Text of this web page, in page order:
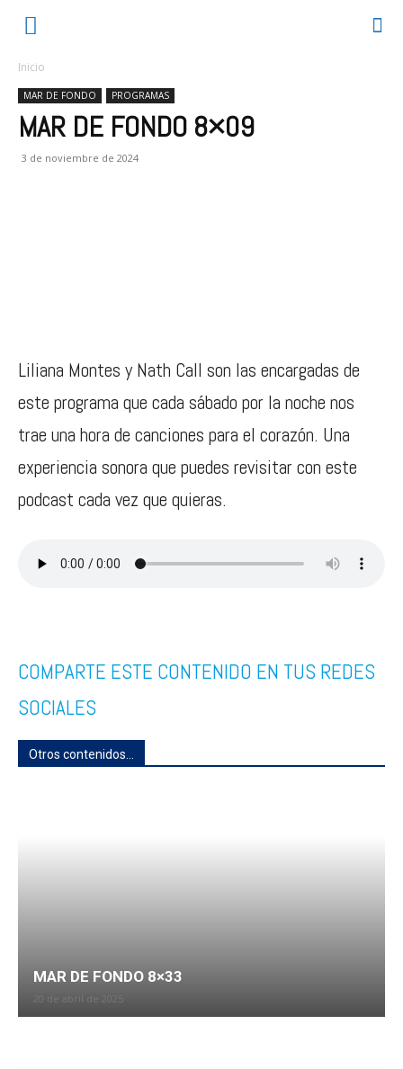
Inicio
MAR DE FONDO PROGRAMAS
MAR DE FONDO 8×09
3 de noviembre de 2024
Liliana Montes y Nath Call son las encargadas de
este programa que cada sábado por la noche nos
trae una hora de canciones para el corazón. Una
experiencia sonora que puedes revisitar con este
podcast cada vez que quieras.
COMPARTE ESTE CONTENIDO EN TUS REDES
SOCIALES
Otros contenidos...
MAR DE FONDO 8×33